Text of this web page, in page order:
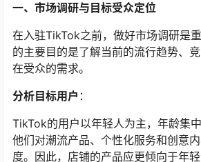
一、市场调研与目标受众定位
在入驻TikTok之前，做好市场调研是
的主要目的是了解当前的流行趋势、
在受众的需求。
分析目标用户 ：
TikTok的用户以年轻人为主，年龄集
他们对潮流产品、个性化服务和创意
度。因此，店铺的产品应更倾向于年